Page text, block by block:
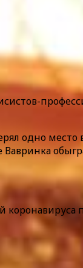
одно место
коронавируса